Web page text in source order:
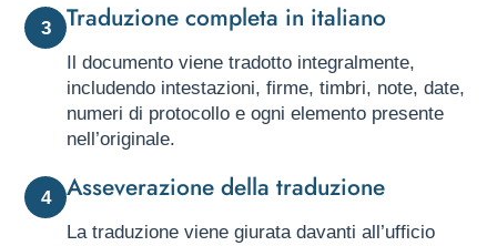
3 Traduzione completa in italiano
Il documento viene tradotto integralmente,
includendo intestazioni, firme, timbri, note, date,
numeri di protocollo e ogni elemento presente
nell’originale.
4 Asseverazione della traduzione
La traduzione viene giurata davanti all’ufficio